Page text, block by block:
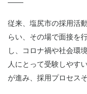
従来、塩尻市の採用活
らい、その場で面接を
し、コロナ禍や社会環
人にとって受験しやす
が進み、採用プロセス